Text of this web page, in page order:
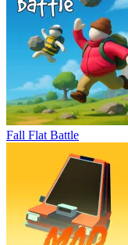
Fall Flat Battle